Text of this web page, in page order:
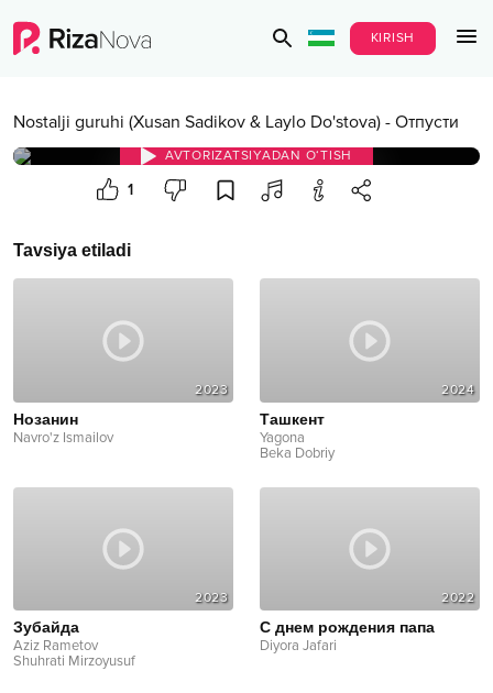
KIRISH
Nostalji guruhi (Xusan Sadikov & Laylo Do'stova) - Отпусти
AVTORIZATSIYADAN O‘TISH
1
Tavsiya etiladi
2023
Нозанин
Navro'z Ismailov
2024
Ташкент
Yagona
Beka Dobriy
2023
Зубайда
Aziz Rametov
Shuhrati Mirzoyusuf
2022
С днем рождения папа
Diyora Jafari